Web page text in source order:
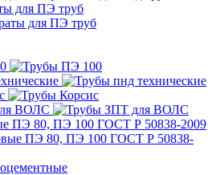
для ПЭ труб
ВОЛС
ПЭ 80, ПЭ 100 ГОСТ Р 50838-2009